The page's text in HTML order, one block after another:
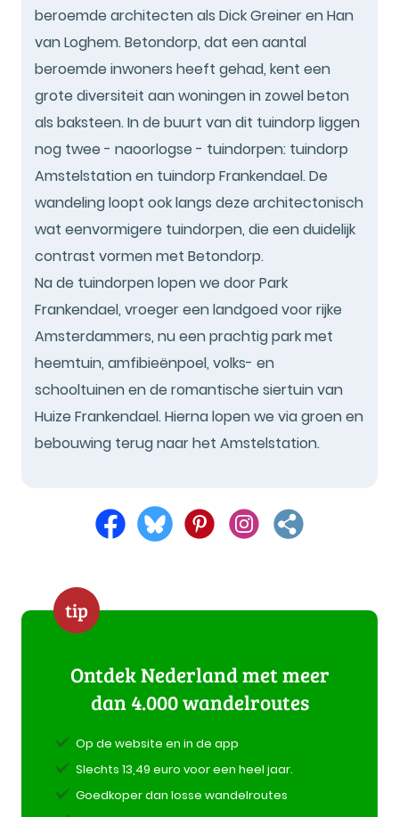
beroemde architecten als Dick Greiner en Han
van Loghem. Betondorp, dat een aantal
beroemde inwoners heeft gehad, kent een
grote diversiteit aan woningen in zowel beton
als baksteen. In de buurt van dit tuindorp liggen
nog twee - naoorlogse - tuindorpen: tuindorp
Amstelstation en tuindorp Frankendael. De
wandeling loopt ook langs deze architectonisch
wat eenvormigere tuindorpen, die een duidelijk
contrast vormen met Betondorp.
Na de tuindorpen lopen we door Park
Frankendael, vroeger een landgoed voor rijke
Amsterdammers, nu een prachtig park met
heemtuin, amfibieënpoel, volks- en
schooltuinen en de romantische siertuin van
Huize Frankendael. Hierna lopen we via groen en
bebouwing terug naar het Amstelstation.
tip
Ontdek Nederland met meer
dan 4.000 wandelroutes
Op de website en in de app
Slechts 13,49 euro voor een heel jaar.
Goedkoper dan losse wandelroutes